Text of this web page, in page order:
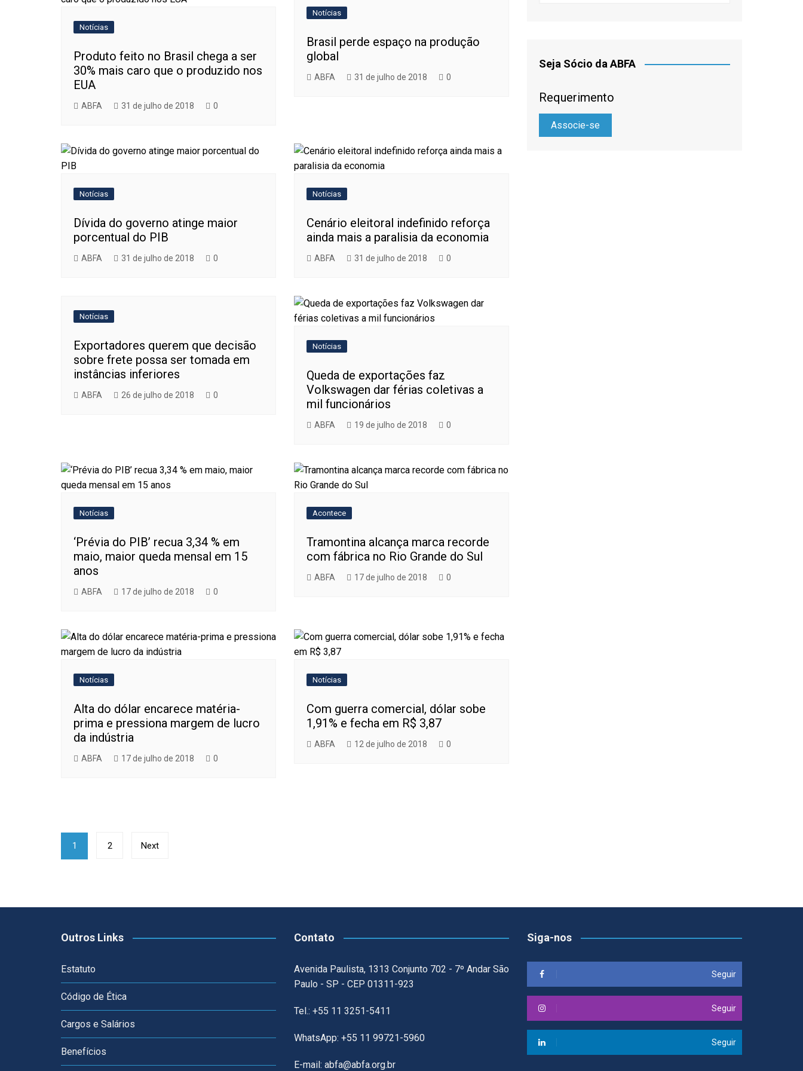
Relatório de Importações
Notícias
Produto feito no Brasil chega a ser
30% mais caro que o produzido nos
EUA
ABFA 31 de julho de 2018 0
Notícias
Brasil perde espaço na produção
global
ABFA 31 de julho de 2018 0
Notícias
Dívida do governo atinge maior
porcentual do PIB
ABFA 31 de julho de 2018 0
Notícias
Cenário eleitoral indefinido reforça
ainda mais a paralisia da economia
ABFA 31 de julho de 2018 0
Notícias
Exportadores querem que decisão
sobre frete possa ser tomada em
instâncias inferiores
ABFA 26 de julho de 2018 0
Notícias
Queda de exportações faz
Volkswagen dar férias coletivas a
mil funcionários
ABFA 19 de julho de 2018 0
Notícias
‘Prévia do PIB’ recua 3,34 % em
maio, maior queda mensal em 15
anos
ABFA 17 de julho de 2018 0
Acontece
Tramontina alcança marca recorde
com fábrica no Rio Grande do Sul
ABFA 17 de julho de 2018 0
Notícias
Alta do dólar encarece matéria-
prima e pressiona margem de lucro
da indústria
ABFA 17 de julho de 2018 0
Notícias
Com guerra comercial, dólar sobe
1,91% e fecha em R$ 3,87
ABFA 12 de julho de 2018 0
Paginação
de
1 2 Next
Seja Sócio da ABFA
Requerimento
Associe-se
Outros Links
Estatuto
Código de Ética
Cargos e Salários
Benefícios
Contato
Avenida Paulista, 1313 Conjunto 702 - 7º Andar São
Paulo - SP - CEP 01311-923
Tel.: +55 11 3251-5411
WhatsApp: +55 11 99721-5960
E-mail: abfa@abfa.org.br
Siga-nos
Seguir
Seguir
Seguir